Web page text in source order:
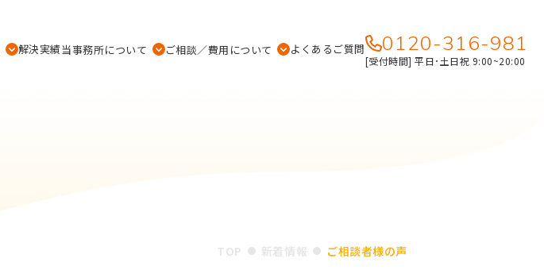
解決実績当事務所について ご相談／費用について よくあるご質問 0120-316-981
[受付時間] 平日･土日祝 9:00~20:00
TOP 新着情報 ご相談者様の声